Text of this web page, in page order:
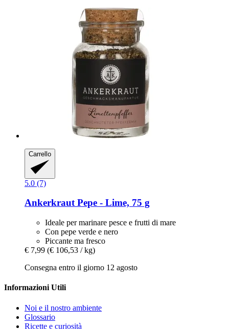
Carrello
5.0 (7)
AnkerkrautPepe -​ Lime, 75 g
Ideale per marinare pesce e frutti di mare
Con pepe verde e nero
Piccante ma fresco
€ 7,99 (€ 106,53 / kg)
Consegna entro il giorno 12 agosto
Informazioni Utili
Noi e il nostro ambiente
Glossario
Ricette e curiosità